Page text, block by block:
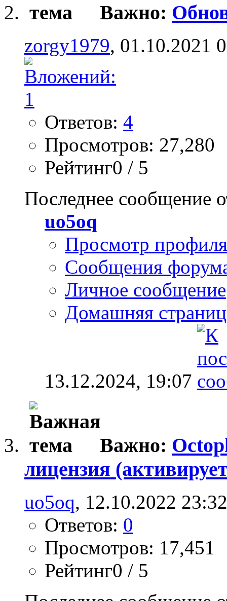
Важно:
zorgy1979, 01.10.2021
Ответов: 4
Просмотров: 27,280
Рейтинг0 / 5
Последнее сообщение
uo5oq
Просмотр профиля
Сообщения
Личное сообщение
Домашняя
13.12.2024, 19:07
Важно:
лицензия
uo5oq, 12.10.2022 23:32
Ответов: 0
Просмотров: 17,451
Рейтинг0 / 5